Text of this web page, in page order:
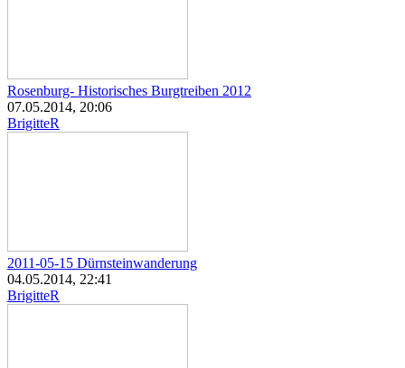
Rosenburg- Historisches Burgtreiben 2012
07.05.2014, 20:06
BrigitteR
2011-05-15 Dürnsteinwanderung
04.05.2014, 22:41
BrigitteR